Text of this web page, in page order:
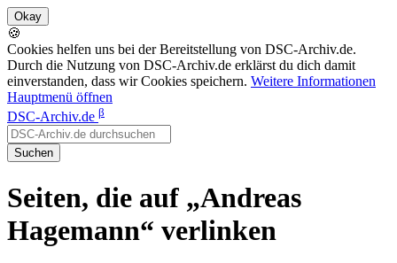
🍪
Cookies helfen uns bei der Bereitstellung von DSC-Archiv.de.
Durch die Nutzung von DSC-Archiv.de erklärst du dich damit
einverstanden, dass wir Cookies speichern. Weitere Informationen
Hauptmenü öffnen
DSC-Archiv.de β
Suchen
Seiten, die auf „Andreas
Hagemann“ verlinken